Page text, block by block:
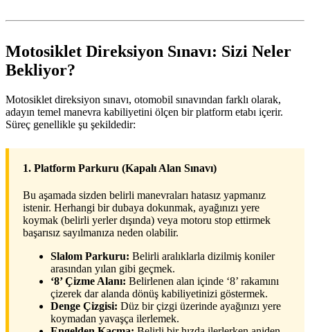
Motosiklet Direksiyon Sınavı: Sizi Neler
Bekliyor?
Motosiklet direksiyon sınavı, otomobil sınavından farklı olarak,
adayın temel manevra kabiliyetini ölçen bir platform etabı içerir.
Süreç genellikle şu şekildedir:
1. Platform Parkuru (Kapalı Alan Sınavı)
Bu aşamada sizden belirli manevraları hatasız yapmanız
istenir. Herhangi bir dubaya dokunmak, ayağınızı yere
koymak (belirli yerler dışında) veya motoru stop ettirmek
başarısız sayılmanıza neden olabilir.
Slalom Parkuru: Belirli aralıklarla dizilmiş koniler
arasından yılan gibi geçmek.
‘8’ Çizme Alanı: Belirlenen alan içinde ‘8’ rakamını
çizerek dar alanda dönüş kabiliyetinizi göstermek.
Denge Çizgisi: Düz bir çizgi üzerinde ayağınızı yere
koymadan yavaşça ilerlemek.